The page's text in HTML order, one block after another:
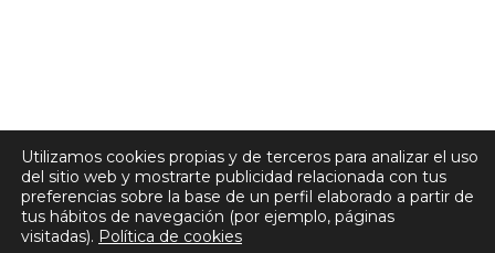
Utilizamos cookies propias y de terceros para analizar el uso
del sitio web y mostrarte publicidad relacionada con tus
preferencias sobre la base de un perfil elaborado a partir de
tus hábitos de navegación (por ejemplo, páginas
visitadas). Política de cookies